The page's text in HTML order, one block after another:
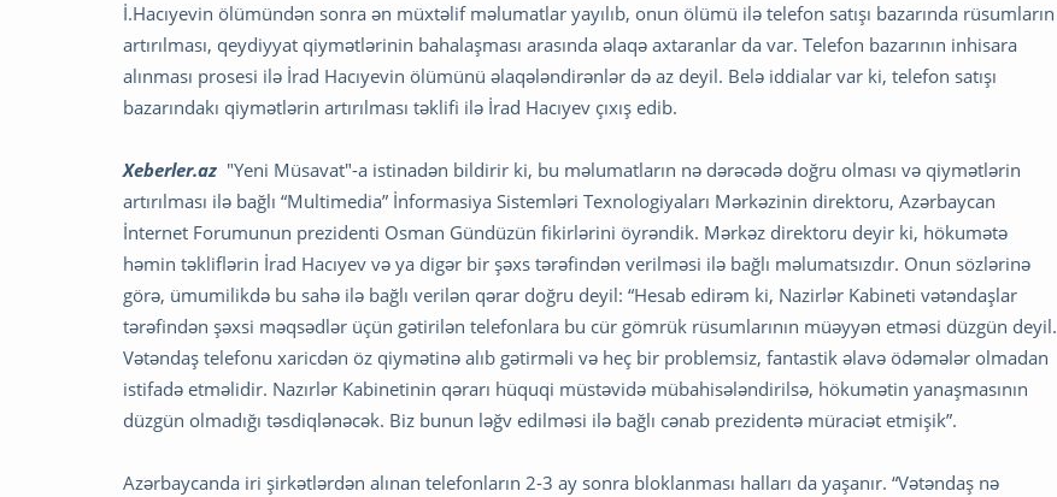
İ.Hacıyevin ölümündən sonra ən müxtəlif məlumatlar yayılıb, onun ölümü ilə telefon satışı bazarında rüsumların
artırılması, qeydiyyat qiymətlərinin bahalaşması arasında əlaqə axtaranlar da var. Telefon bazarının inhisara
alınması prosesi ilə İrad Hacıyevin ölümünü əlaqələndirənlər də az deyil. Belə iddialar var ki, telefon satışı
bazarındakı qiymətlərin artırılması təklifi ilə İrad Hacıyev çıxış edib.
Xeberler.az "Yeni Müsavat"-a istinadən bildirir ki, bu məlumatların nə dərəcədə doğru olması və qiymətlərin
artırılması ilə bağlı “Multimedia” İnformasiya Sistemləri Texnologiyaları Mərkəzinin direktoru, Azərbaycan
İnternet Forumunun prezidenti Osman Gündüzün fikirlərini öyrəndik. Mərkəz direktoru deyir ki, hökumətə
həmin təkliflərin İrad Hacıyev və ya digər bir şəxs tərəfindən verilməsi ilə bağlı məlumatsızdır. Onun sözlərinə
görə, ümumilikdə bu sahə ilə bağlı verilən qərar doğru deyil: “Hesab edirəm ki, Nazirlər Kabineti vətəndaşlar
tərəfindən şəxsi məqsədlər üçün gətirilən telefonlara bu cür gömrük rüsumlarının müəyyən etməsi düzgün deyil.
Vətəndaş telefonu xaricdən öz qiymətinə alıb gətirməli və heç bir problemsiz, fantastik əlavə ödəmələr olmadan
istifadə etməlidir. Nazırlər Kabinetinin qərarı hüquqi müstəvidə mübahisələndirilsə, hökumətin yanaşmasının
düzgün olmadığı təsdiqlənəcək. Biz bunun ləğv edilməsi ilə bağlı cənab prezidentə müraciət etmişik”.
Azərbaycanda iri şirkətlərdən alınan telefonların 2-3 ay sonra bloklanması halları da yaşanır. “Vətəndaş nə